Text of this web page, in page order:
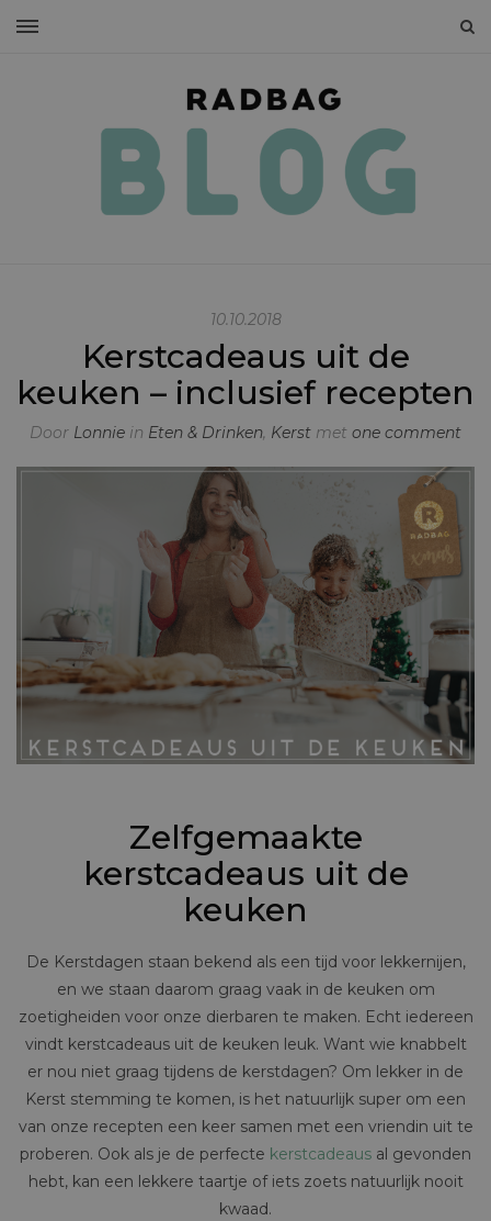
10.10.2018
Kerstcadeaus uit de
keuken – inclusief recepten
Door Lonnie in Eten & Drinken, Kerst met one comment
Zelfgemaakte
kerstcadeaus uit de
keuken
De Kerstdagen staan bekend als een tijd voor lekkernijen,
en we staan daarom graag vaak in de keuken om
zoetigheiden voor onze dierbaren te maken. Echt iedereen
vindt kerstcadeaus uit de keuken leuk. Want wie knabbelt
er nou niet graag tijdens de kerstdagen? Om lekker in de
Kerst stemming te komen, is het natuurlijk super om een
van onze recepten een keer samen met een vriendin uit te
proberen. Ook als je de perfecte kerstcadeaus al gevonden
hebt, kan een lekkere taartje of iets zoets natuurlijk nooit
kwaad.